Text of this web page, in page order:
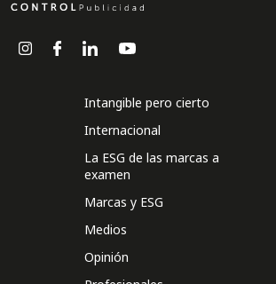
Intangible pero cierto
Internacional
La ESG de las marcas a
examen
Marcas y ESG
Medios
Opinión